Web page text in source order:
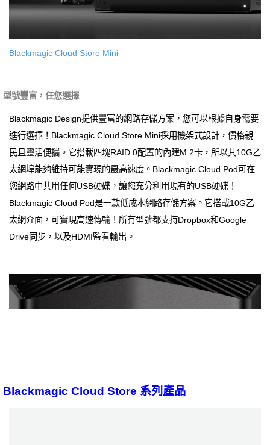
Blackmagic Cloud Store Mini
型號豐富，任您選擇
Blackmagic Design提供豐富的網路存儲方案，您可以根據自身需要
進行選擇！Blackmagic Cloud Store Mini採用機架式設計，價格親
民且靈活便攜。它搭載四塊RAID 0配置的內建M.2卡，所以其10G乙
太網埠能夠維持可能實現的最高速度。Blackmagic Cloud Pod可在
您網路中共用任何USB硬碟，讓您充分利用現有的USB硬碟！
Blackmagic Cloud Pod是一款低成本網路存儲方案。它搭載10G乙
太網介面，可實現高速傳輸！所有型號都支持Dropbox和Google
Drive同步，以及HDMI監看輸出。
Blackmagic Cloud Store 系列產品